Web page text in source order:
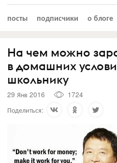
посты подписчики о блоге
На чем можно
в домашних
школьнику
29 Янв 2016
1724
Поделиться: